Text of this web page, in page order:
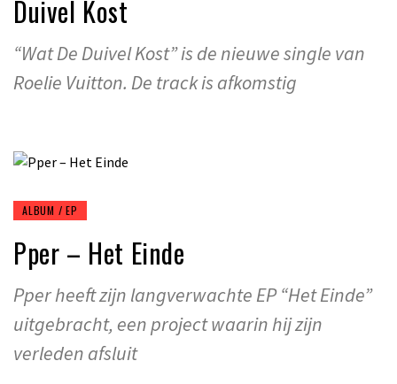
Duivel Kost
“Wat De Duivel Kost” is de nieuwe single van
Roelie Vuitton. De track is afkomstig
ALBUM / EP
Pper – Het Einde
Pper heeft zijn langverwachte EP “Het Einde”
uitgebracht, een project waarin hij zijn
verleden afsluit